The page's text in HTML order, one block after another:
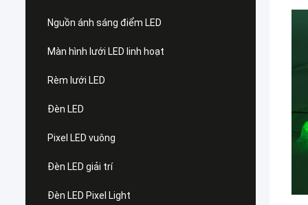
Nguồn ánh sáng điểm LED
Màn hình lưới LED linh hoạt
Rèm lưới LED
Đèn LED
Pixel LED vuông
Đèn LED giải trí
Đèn LED Pixel Light